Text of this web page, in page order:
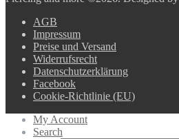
AGB
Impressum
Preise und Versand
Widerrufsrecht
Datenschutzerklärung
Facebook
Cookie-Richtlinie (EU)
My Account
Search